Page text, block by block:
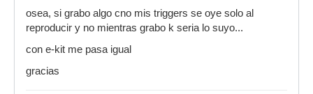
osea, si grabo algo cno mis triggers se oye solo al
reproducir y no mientras grabo k seria lo suyo...
con e-kit me pasa igual
gracias